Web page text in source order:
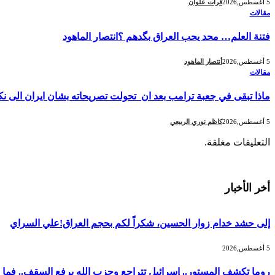
5 أغسطس,2026 فرات علوان
مقالات
فتنة العلم… محد يحب العراق بگدهم ؟انتصار الماهود
5 أغسطس,2026 أنتصار الماهود
مقالات
ماذا تبقى في جعبة ترامب بعد ان تحولت تصريحاته بشان ايران الى
5 أغسطس,2026 كاظم نوري الربيعي
التعليقات مغلقة.
أخر الأخبار
إلى حشد خدام زوار الحسين، شكراً لكم بحجم العراق!علي السراي
5 أغسطس,2026
روما تكشف المستور.. إسرائيل تتراجع وحزب الله يرفع السقف.. فما